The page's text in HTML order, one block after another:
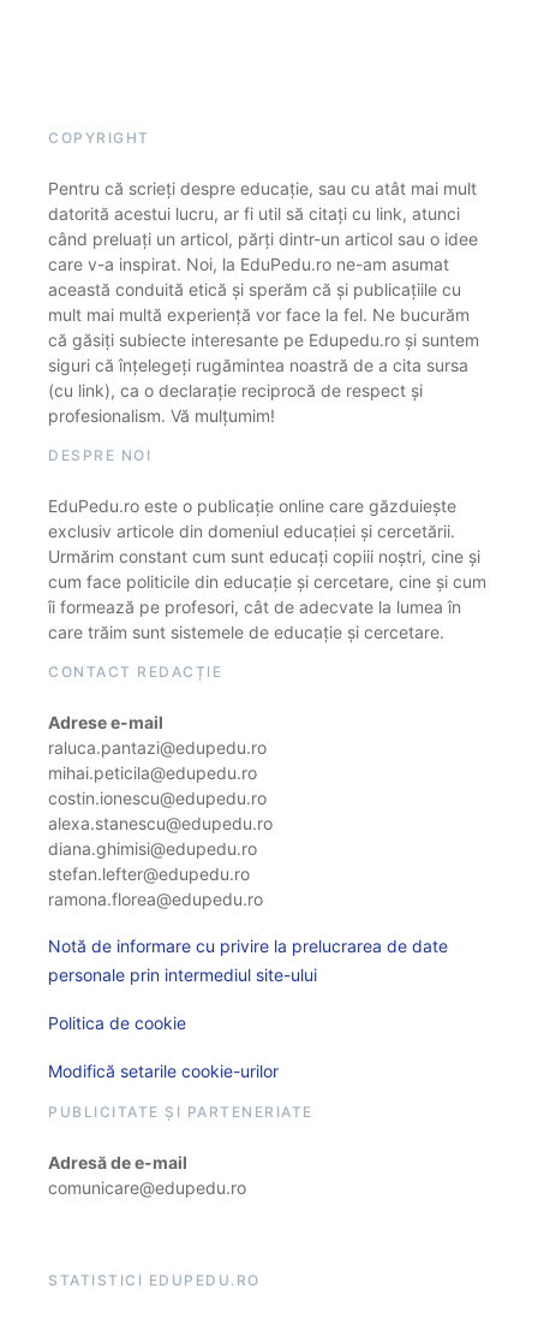
COPYRIGHT
Pentru că scrieți despre educație, sau cu atât mai mult
datorită acestui lucru, ar fi util să citați cu link, atunci
când preluați un articol, părți dintr-un articol sau o idee
care v-a inspirat. Noi, la EduPedu.ro ne-am asumat
această conduită etică și sperăm că și publicațiile cu
mult mai multă experiență vor face la fel. Ne bucurăm
că găsiți subiecte interesante pe Edupedu.ro și suntem
siguri că înțelegeți rugămintea noastră de a cita sursa
(cu link), ca o declarație reciprocă de respect și
profesionalism. Vă mulțumim!
DESPRE NOI
EduPedu.ro este o publicație online care găzduiește
exclusiv articole din domeniul educației și cercetării.
Urmărim constant cum sunt educați copiii noștri, cine și
cum face politicile din educație și cercetare, cine și cum
îi formează pe profesori, cât de adecvate la lumea în
care trăim sunt sistemele de educație și cercetare.
CONTACT REDACȚIE
Adrese e-mail
raluca.pantazi@edupedu.ro
mihai.peticila@edupedu.ro
costin.ionescu@edupedu.ro
alexa.stanescu@edupedu.ro
diana.ghimisi@edupedu.ro
stefan.lefter@edupedu.ro
ramona.florea@edupedu.ro
Notă de informare cu privire la prelucrarea de date
personale prin intermediul site-ului
Politica de cookie
Modifică setarile cookie-urilor
PUBLICITATE ȘI PARTENERIATE
Adresă de e-mail
comunicare@edupedu.ro
STATISTICI EDUPEDU.RO